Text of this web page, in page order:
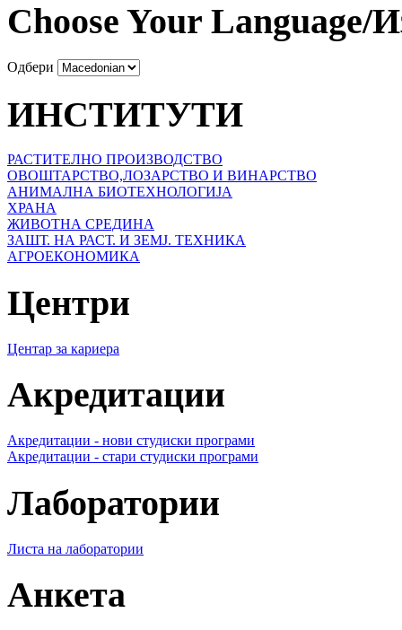
Choose Your Language/
Одбери
ИНСТИТУТИ
РАСТИТЕЛНО ПРОИЗВОДСТВО
ОВОШТАРСТВО,ЛОЗАРСТВО И ВИНАРСТВО
АНИМАЛНА БИОТЕХНОЛОГИЈА
ХРАНА
ЖИВОТНА СРЕДИНА
ЗАШТ. НА РАСТ. И ЗЕМЈ. ТЕХНИКА
АГРОЕКОНОМИКА
Центри
Центар за кариера
Акредитации
Акредитации - нови студиски програми
Акредитации - стари студиски програми
Лаборатории
Листа на лаборатории
Анкета